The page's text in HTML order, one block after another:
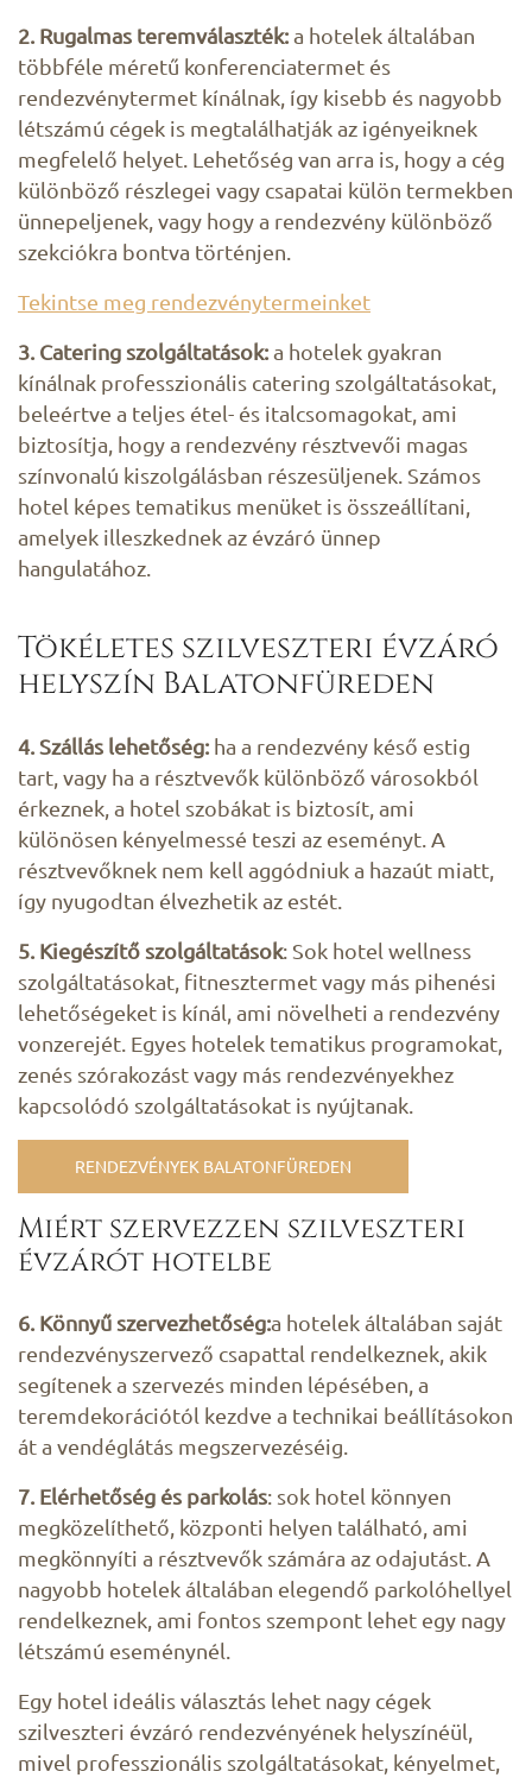
2. Rugalmas teremválaszték:a hotelek általában
többféle méretű konferenciatermet és
rendezvénytermet kínálnak, így kisebb és nagyobb
létszámú cégek is megtalálhatják az igényeiknek
megfelelő helyet. Lehetőség van arra is, hogy a cég
különböző részlegei vagy csapatai külön termekben
ünnepeljenek, vagy hogy a rendezvény különböző
szekciókra bontva történjen.
Tekintse meg rendezvénytermeinket
3. Catering szolgáltatások:a hotelek gyakran
kínálnak professzionális catering szolgáltatásokat,
beleértve a teljes étel- és italcsomagokat, ami
biztosítja, hogy a rendezvény résztvevői magas
színvonalú kiszolgálásban részesüljenek. Számos
hotel képes tematikus menüket is összeállítani,
amelyek illeszkednek az évzáró ünnep
hangulatához.
Tökéletes szilveszteri évzáró
helyszín Balatonfüreden
4. Szállás lehetőség: ha a rendezvény késő estig
tart, vagy ha a résztvevők különböző városokból
érkeznek, a hotel szobákat is biztosít, ami
különösen kényelmessé teszi az eseményt. A
résztvevőknek nem kell aggódniuk a hazaút miatt,
így nyugodtan élvezhetik az estét.
5. Kiegészítő szolgáltatások: Sok hotel wellness
szolgáltatásokat, fitnesztermet vagy más pihenési
lehetőségeket is kínál, ami növelheti a rendezvény
vonzerejét. Egyes hotelek tematikus programokat,
zenés szórakozást vagy más rendezvényekhez
kapcsolódó szolgáltatásokat is nyújtanak.
RENDEZVÉNYEK BALATONFÜREDEN
Miért szervezzen szilveszteri
évzárót hotelbe
6. Könnyű szervezhetőség:a hotelek általában saját
rendezvényszervező csapattal rendelkeznek, akik
segítenek a szervezés minden lépésében, a
teremdekorációtól kezdve a technikai beállításokon
át a vendéglátás megszervezéséig.
7. Elérhetőség és parkolás: sok hotel könnyen
megközelíthető, központi helyen található, ami
megkönnyíti a résztvevők számára az odajutást. A
nagyobb hotelek általában elegendő parkolóhellyel
rendelkeznek, ami fontos szempont lehet egy nagy
létszámú eseménynél.
Egy hotel ideális választás lehet nagy cégek
szilveszteri évzáró rendezvényének helyszínéül,
mivel professzionális szolgáltatásokat, kényelmet,